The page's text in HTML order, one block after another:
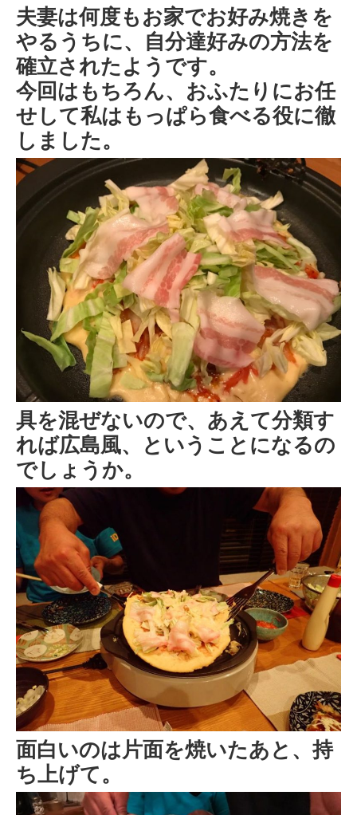
夫妻は何度もお家でお好み焼きを
やるうちに、自分達好みの方法を
確立されたようです。
今回はもちろん、おふたりにお任
せして私はもっぱら食べる役に徹
しました。
具を混ぜないので、あえて分類す
れば広島風、ということになるの
でしょうか。
面白いのは片面を焼いたあと、持
ち上げて。